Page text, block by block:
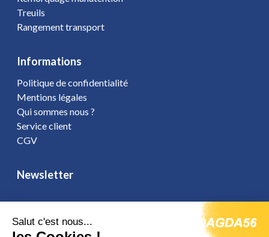
Treuils
Rangement transport
Informations
Politique de confidentialité
Mentions légales
Qui sommes nous ?
Service client
CGV
Newsletter
Vous affirmez avoir pris connaissance de notre politique de
Salut c'est nous...